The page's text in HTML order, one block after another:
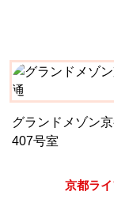
グランドメゾン
407号室
京都ラ